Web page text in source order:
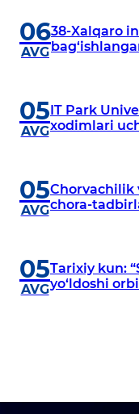
06
AVG
38-Xalqaro
05
AVG
IT Park
xodimlari
05
AVG
Chorvachilik
chora-
05
AVG
Tarixiy kun:
yo‘ldoshi